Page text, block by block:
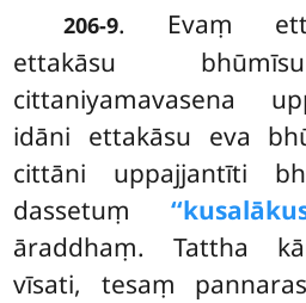
206-9. Evaṃ
ettakāsu
cittaniyamavasena
idāni ettakāsu eva
cittāni uppajjantīti
dassetuṃ
āraddhaṃ. Tattha
vīsati, tesaṃ